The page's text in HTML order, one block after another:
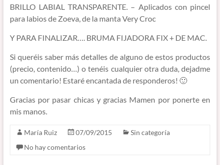
BRILLO LABIAL TRANSPARENTE. – Aplicados con pincel
para labios de Zoeva, de la manta Very Croc
Y PARA FINALIZAR…. BRUMA FIJADORA FIX + DE MAC.
Si queréis saber más detalles de alguno de estos productos
(precio, contenido…) o tenéis cualquier otra duda, dejadme
un comentario! Estaré encantada de responderos! 🙂
Gracias por pasar chicas y gracias Mamen por ponerte en
mis manos.
María Ruiz 07/09/2015
Sin categoría
No hay comentarios